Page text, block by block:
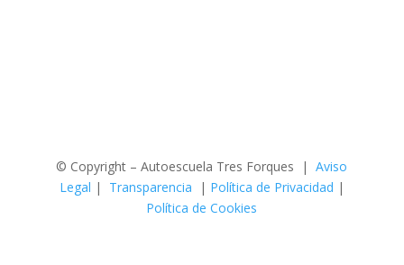
© Copyright – Autoescuela Tres Forques |Aviso
Legal | Transparencia | Política de Privacidad |
Política de Cookies